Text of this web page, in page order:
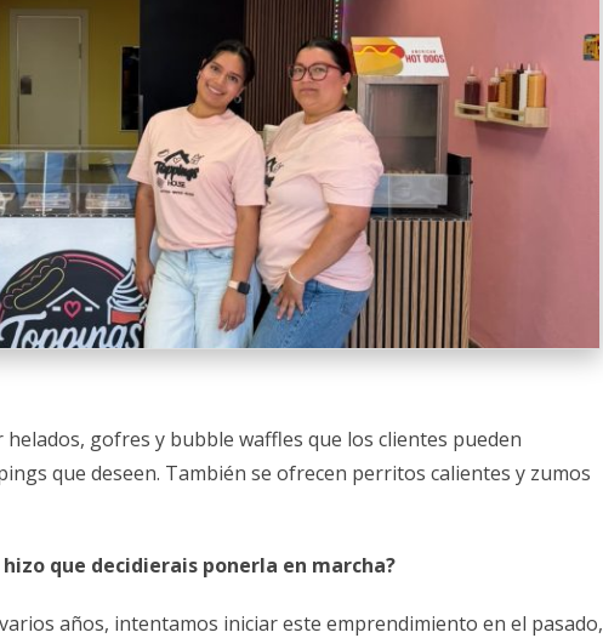
helados, gofres y bubble waffles que los clientes pueden
que deseen. También se ofrecen perritos calientes y zumos
que decidierais ponerla en marcha?
años, intentamos iniciar este emprendimiento en el pasado,